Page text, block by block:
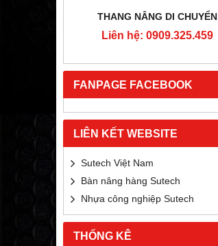
THANG NÂNG DI CHUYỂN
Liên hệ: 0909.325.459
FANPAGE FACEBOOK
LIÊN KẾT WEBSITE
Sutech Việt Nam
Bàn nâng hàng Sutech
Nhựa công nghiệp Sutech
THỐNG KÊ